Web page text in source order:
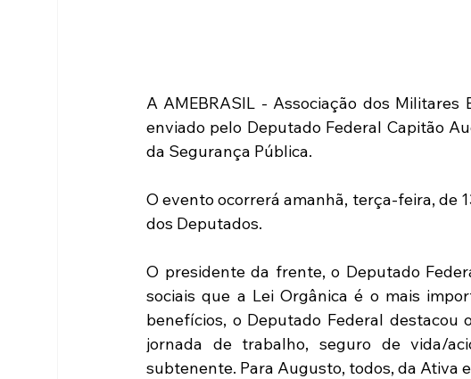
A AMEBRASIL - Associação dos
enviado pelo Deputado Federal Capitão
da Segurança Pública.
O evento ocorrerá amanhã, terça-feira, de
dos Deputados.
O presidente da frente, o Deputado
sociais que a Lei Orgânica é o mais
benefícios, o Deputado Federal
jornada de trabalho, seguro de vida/
subtenente. Para Augusto, todos, da Ativa